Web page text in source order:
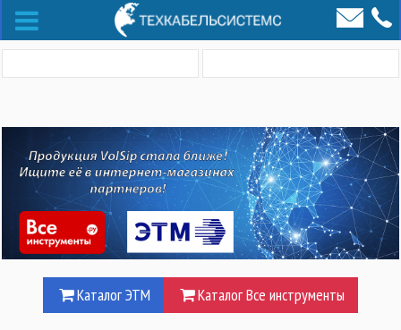
Каталог ЭТМ Каталог Все инструменты